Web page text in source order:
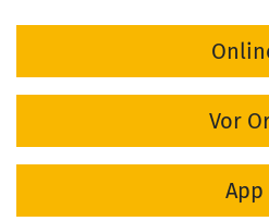
Vor
App